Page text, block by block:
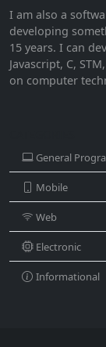
I am also a
developing
15 years. I can
Javascript, C,
on computer
General
Mobile
Web
Electronic
Informational